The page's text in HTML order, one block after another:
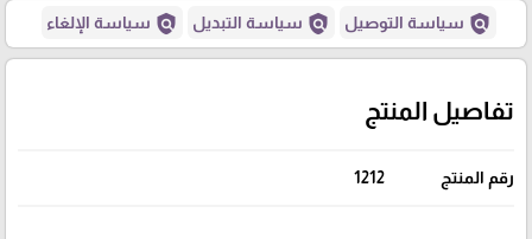
policy سياسة التوصيل policy سياسة التبديل policy سياسة الإلغاء
تفاصيل المنتج
رقم المنتج 1212